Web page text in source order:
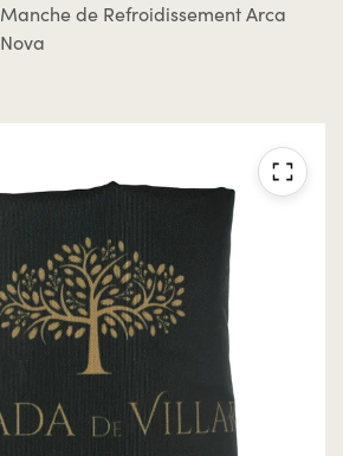
Manche de Refroidissement Arca
Nova